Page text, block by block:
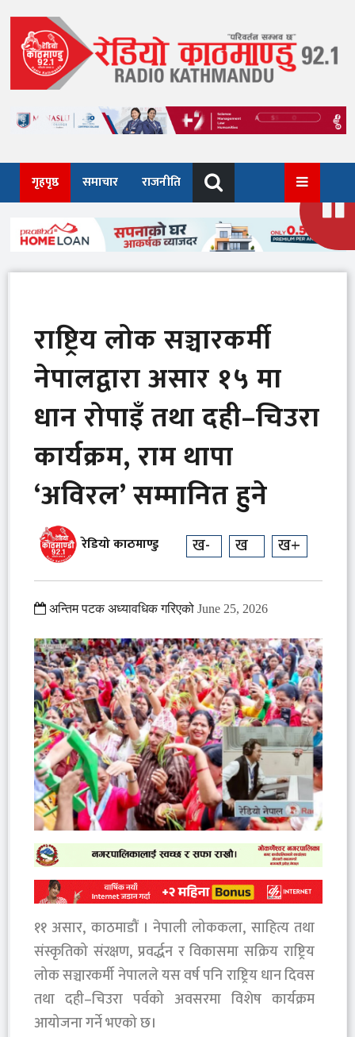
content
गृहपृष्ठ समाचार राजनीति
राष्ट्रिय लोक सञ्चारकर्मी
नेपालद्वारा असार १५ मा
धान रोपाइँ तथा दही–चिउरा
कार्यक्रम, राम थापा
‘अविरल’ सम्मानित हुने
रेडियो काठमाण्डु ख- ख ख+
अन्तिम पटक अध्यावधिक गरिएको June 25, 2026
११ असार, काठमाडौं । नेपाली लोककला, साहित्य तथा
संस्कृतिको संरक्षण, प्रवर्द्धन र विकासमा सक्रिय राष्ट्रिय
लोक सञ्चारकर्मी नेपालले यस वर्ष पनि राष्ट्रिय धान दिवस
तथा दही–चिउरा पर्वको अवसरमा विशेष कार्यक्रम
आयोजना गर्ने भएको छ।